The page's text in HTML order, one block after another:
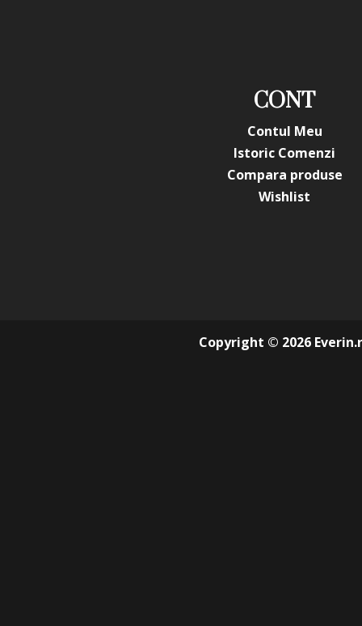
CONT
Contul Meu
Istoric Comenzi
Compara produse
Wishlist
Copyright © 2026